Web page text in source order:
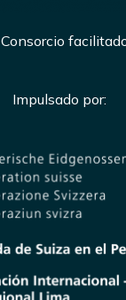
Consorcio
Impulsado por: